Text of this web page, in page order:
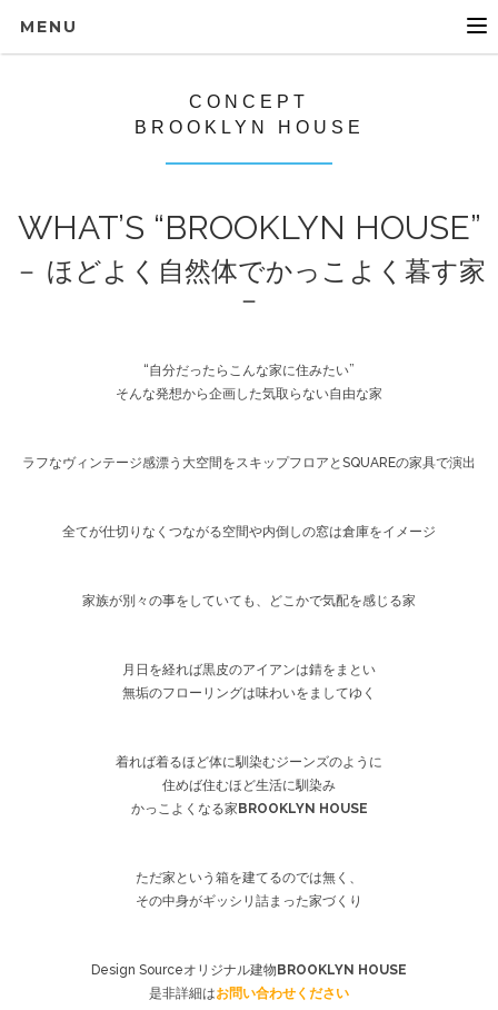
MENU
CONCEPT
BROOKLYN HOUSE
WHAT’S “BROOKLYN HOUSE”
－ ほどよく自然体でかっこよく暮す家
－
“自分だったらこんな家に住みたい”
そんな発想から企画した気取らない自由な家
ラフなヴィンテージ感漂う大空間をスキップフロアとSQUAREの家具で演出
全てが仕切りなくつながる空間や内倒しの窓は倉庫をイメージ
家族が別々の事をしていても、どこかで気配を感じる家
月日を経れば黒皮のアイアンは錆をまとい
無垢のフローリングは味わいをましてゆく
着れば着るほど体に馴染むジーンズのように
住めば住むほど生活に馴染み
かっこよくなる家 BROOKLYN HOUSE
ただ家という箱を建てるのでは無く、
その中身がギッシリ詰まった家づくり
Design Sourceオリジナル建物 BROOKLYN HOUSE
是非詳細はお問い合わせください